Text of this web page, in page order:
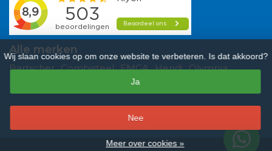
Alle merken
Bartscher Combisteel EMGA Hendi Olympia
Vogue
beoordelingen.
Wij slaan cookies op om onze website te verbeteren. Is dat akkoord?
Ja
Nee
Meer over cookies »